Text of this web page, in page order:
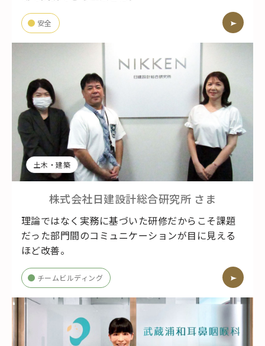
安全
土木・建築
株式会社日建設計総合研究所 さま
理論ではなく実務に基づいた研修だからこそ課題
だった部門間のコミュニケーションが目に見える
ほど改善。
チームビルディング